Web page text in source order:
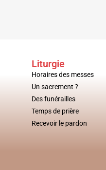
Liturgie
Horaires des messes
Un sacrement ?
Des funérailles
Temps de prière
Recevoir le pardon